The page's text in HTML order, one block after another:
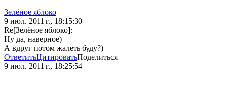
Зелёное яблоко
9 июл. 2011 г., 18:15:30
Re[Зелёное яблоко]:
Ну да, наверное)
А вдруг потом жалеть буду?)
ОтветитьЦитироватьПоделиться
9 июл. 2011 г., 18:25:54